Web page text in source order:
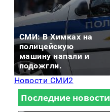
СМИ: В Химках на
полицейскую
машину напали и
подожгли.
Новости СМИ2